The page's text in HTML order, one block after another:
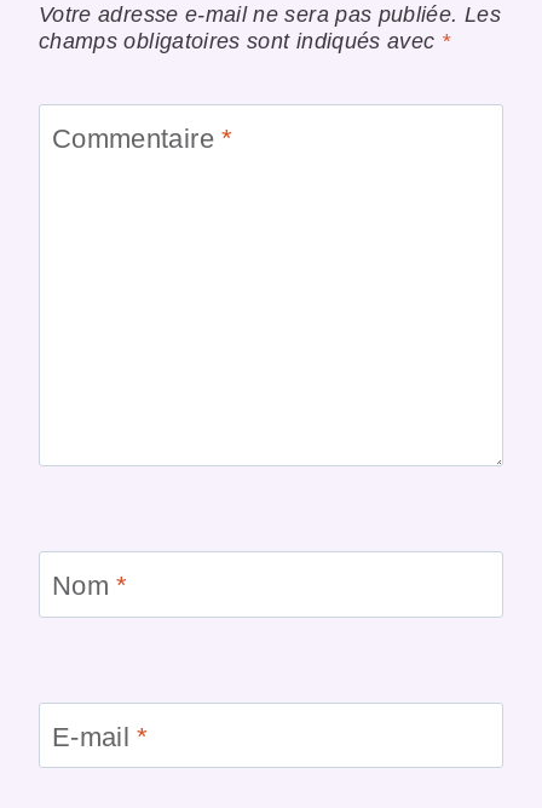
Votre adresse e-mail ne sera pas publiée. Les
champs obligatoires sont indiqués avec *
Commentaire*
Nom*
E-mail*